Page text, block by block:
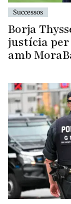
Successos
Borja
justícia per
amb